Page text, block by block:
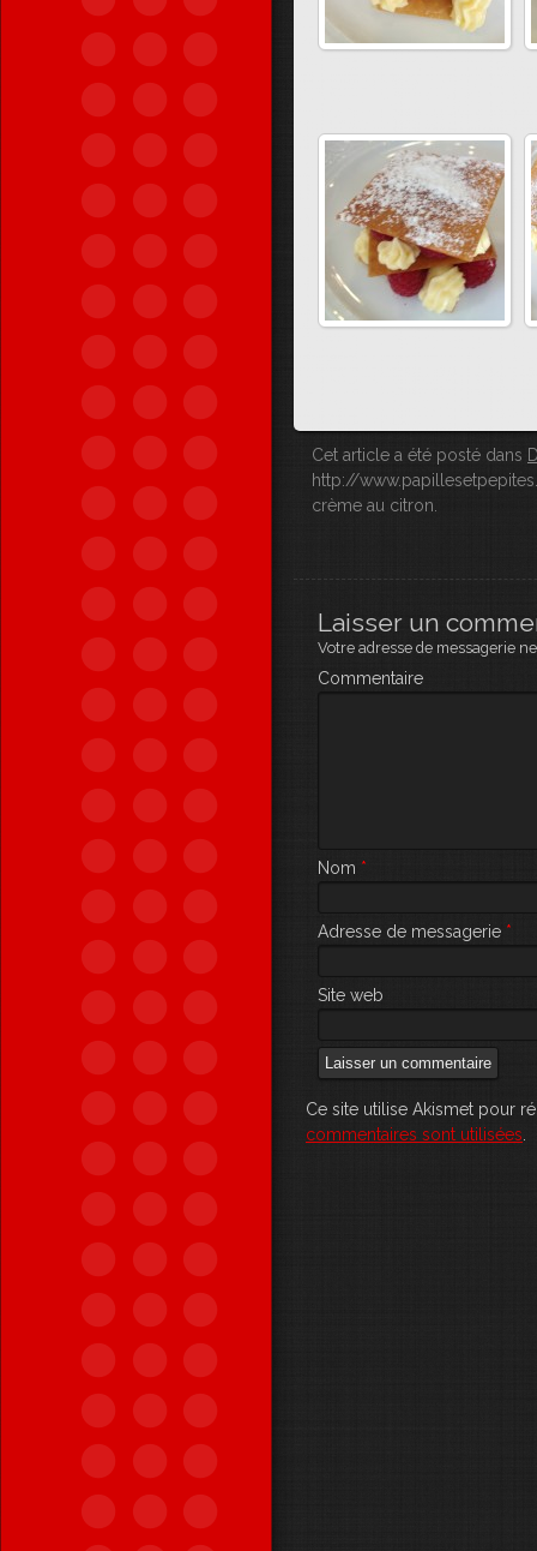
Cet article a été posté dans
http://
crème au citron
Laisser un
Votre adresse de messagerie
Commentaire
Nom *
Adresse de messagerie *
Site web
Ce site utilise Akismet pour
commentaires sont utilisées